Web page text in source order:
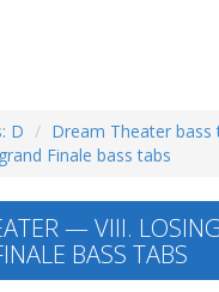
D
Dream Theater bass
Finale bass tabs
— VIII. LOSING
BASS TABS